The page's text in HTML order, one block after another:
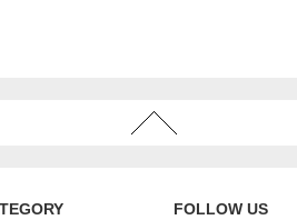
FOLLOW US